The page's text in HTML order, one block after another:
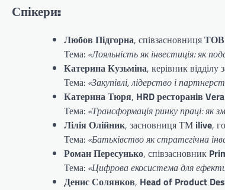
Спікери:
Любов Підгорна, співзасновниця
Тема: «Лояльність як інвестиція: як
Катерина Кузьміна, керівник відділу
Тема: «Закупівлі, лідерство і
Катерина Тюря, HRD ресторанів
Тема: «Трансформація ринку праці: як
Лілія Олійник, засновниця ТМ ilive,
Тема: «Батьківство як стратегічна
Роман Пересунько, співзасновник
Тема: «Цифрова екосистема для
Денис Солянков, Head of Product